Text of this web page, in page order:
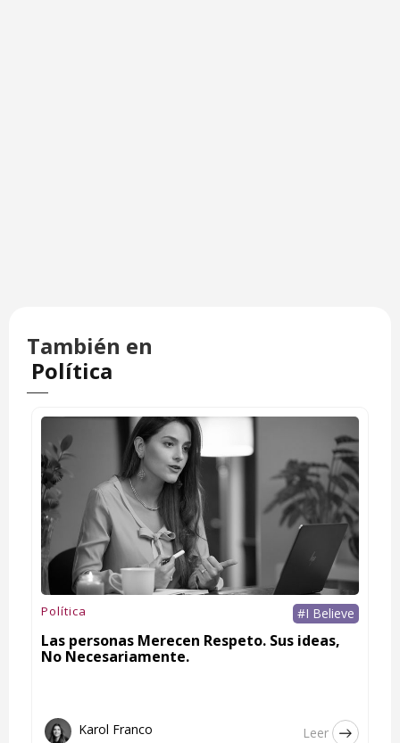
También en
Política
Política #I Believe
Las personas Merecen Respeto. Sus ideas,
No Necesariamente.
Karol Franco Leer